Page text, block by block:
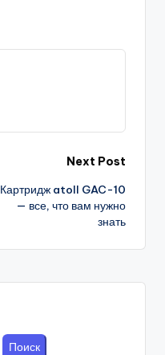
Next Post
Картридж atoll GAC-10
— все, что вам нужно
знать
Поиск